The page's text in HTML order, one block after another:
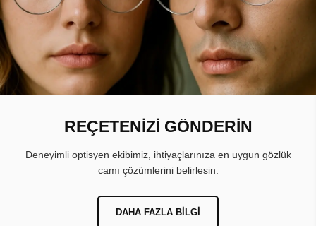
REÇETENİZİ GÖNDERİN
Deneyimli optisyen ekibimiz, ihtiyaçlarınıza en uygun gözlük
camı çözümlerini belirlesin.
DAHA FAZLA BILGI